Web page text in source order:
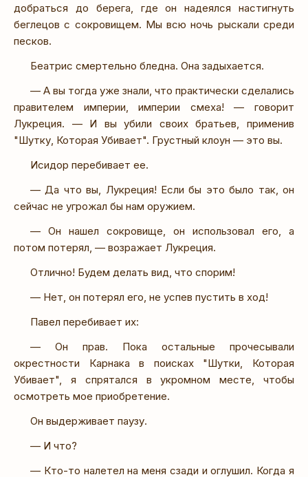
добраться до берега, где он надеялся настигнуть
беглецов с сокровищем. Мы всю ночь рыскали среди
песков.
Беатрис смертельно бледна. Она задыхается.
— А вы тогда уже знали, что практически сделались
правителем империи, империи смеха! — говорит
Лукреция. — И вы убили своих братьев, применив
"Шутку, Которая Убивает". Грустный клоун — это вы.
Исидор перебивает ее.
— Да что вы, Лукреция! Если бы это было так, он
сейчас не угрожал бы нам оружием.
— Он нашел сокровище, он использовал его, а
потом потерял, — возражает Лукреция.
Отлично! Будем делать вид, что спорим!
— Нет, он потерял его, не успев пустить в ход!
Павел перебивает их:
— Он прав. Пока остальные прочесывали
окрестности Карнака в поисках "Шутки, Которая
Убивает", я спрятался в укромном месте, чтобы
осмотреть мое приобретение.
Он выдерживает паузу.
— И что?
— Кто-то налетел на меня сзади и оглушил. Когда я